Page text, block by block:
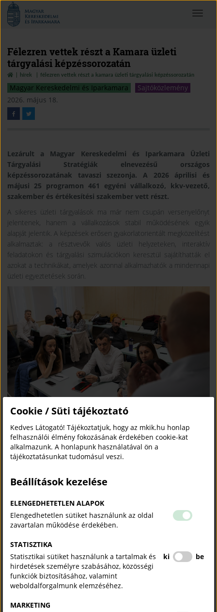
Magyar
Kereskedelmi
és
Toggle
Félezren vettek részt a Kamara üzleti
tárgyalási képzéssorozatán
hírek félezren vettek részt a kamara üzleti tárgyalási képzéssorozatán
Magyar Kereskedelmi és Iparkamara
Sajtóközlemény
2026. május 18.
Lezárult a Magyar Kereskedelmi és Iparkamara Üzleti
Tárgyalási Stratégiák elnevezésű országos
képzéssorozatának tavaszi szezonja. A 2026 áprilisi és
májusi 25 programon 461 egyéni vállalkozó, kkv-vezető,
szakember és értékesítési szakember vett részt.
A sikeres üzleti tárgyalások ma már nem csupán versenyelőnyt
jelentenek, hanem a vállalkozások stabil működésének egyik
alapját jelentik. A képzések erősen gyakorlatorientált megközelítést
alkalmaztak: a résztvevők valós üzleti helyzeteken, interaktív
feladatokon és tárgyalási szimulációkon keresztül sajátíthatták el
azokat a technikákat, amelyek azonnal alkalmazhatók a mindennapi
üzleti egyeztetések során.
A program iránt az ország minden részén sokan érdeklődtek. Az
általános tárgyalási stratégiák, az ártárgyalási technikák, a
meggyőzés és a hatásgyakorlás módszerei voltak a főbb
témakörök. Különösen nagy sikert arattak a gyakorlati példákra
gyakorlatok, valamint azok a módszerek, amelyek a hatékonyabb
támogatják.
A résztvevők aktívan kapcsolódtak be a munkába, nyíltan
jól hasznosítható tudást kaptak a vállalkozásaik működéséhez. A
szinte minden vármegyébe eljutó képzéssorozat tovább erősíti a
helyi és regionális vállalkozói közösségeket is.
Cookie / Süti tájékoztató
Kedves Látogató! Tájékoztatjuk, hogy az mkik.hu honlap
felhasználói élmény fokozásának érdekében cookie-kat
alkalmazunk. A honlapunk használatával ön a
tájékoztatásunkat tudomásul veszi.
Beállítások kezelése
ELENGEDHETETLEN ALAPOK
Elengedhetetlen sütiket használunk az oldal
zavartalan működése érdekében.
STATISZTIKA
Statisztikai sütiket használunk a tartalmak és
hirdetések személyre szabásához, közösségi
funkciók biztosításához, valamint
weboldalforgalmunk elemzéséhez.
ki be
MARKETING